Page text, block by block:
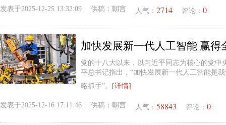
发表于2025-12-25 13:32:09 供稿： 朝言 人气： 2714 评论： 0
加快发展新一代人工智能 赢得
党的十八大以来，以习近平同志为核心的党
平总书记指出，“加快发展新一代人工智能是
略抓手”。
[详情]
发表于2025-12-16 17:11:46 供稿： 朝言 人气： 58843 评论： 0